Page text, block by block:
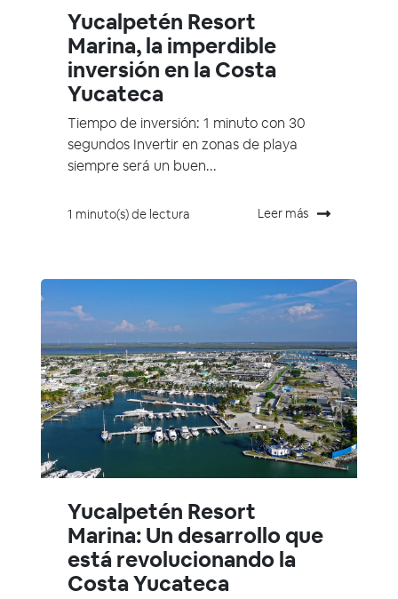
Yucalpetén Resort
Marina, la imperdible
inversión en la Costa
Yucateca
Tiempo de inversión: 1 minuto con 30
segundos Invertir en zonas de playa
siempre será un buen...
1 minuto(s) de lectura Leer más
Yucalpetén Resort
Marina: Un desarrollo que
está revolucionando la
Costa Yucateca